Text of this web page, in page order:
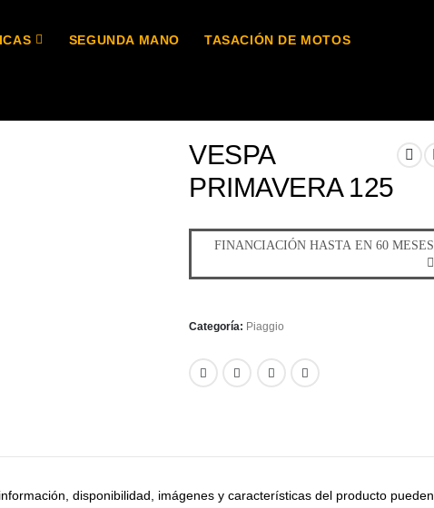
SEGUNDA MANO TASACIÓN DE MOTOS
VESPA
PRIMAVERA 125
Categoría: Piaggio
disponibilidad, imágenes y características del producto pueden